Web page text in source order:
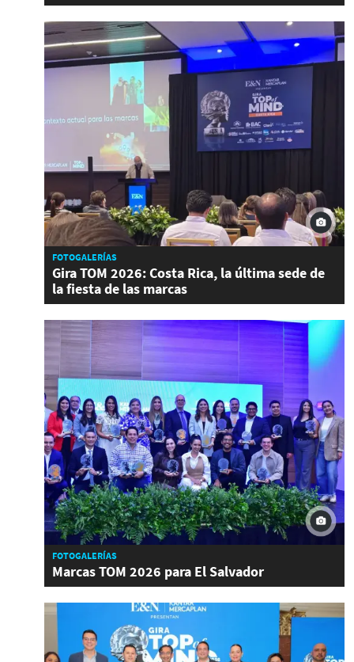
FOTOGALERÍAS
Gira TOM 2026: Costa Rica, la última sede de
la fiesta de las marcas
FOTOGALERÍAS
Marcas TOM 2026 para El Salvador